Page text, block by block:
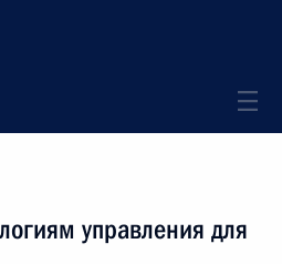
управления для